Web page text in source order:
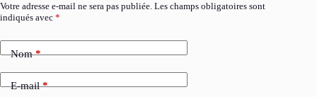
Votre adresse e-mail ne sera pas publiée. Les champs obligatoires sont
indiqués avec *
Nom*
E-mail*